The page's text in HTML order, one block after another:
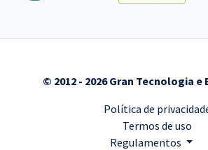
© 2012 - 2026 Gran Tecnologia e
Política de
Termos de uso
Regulamentos